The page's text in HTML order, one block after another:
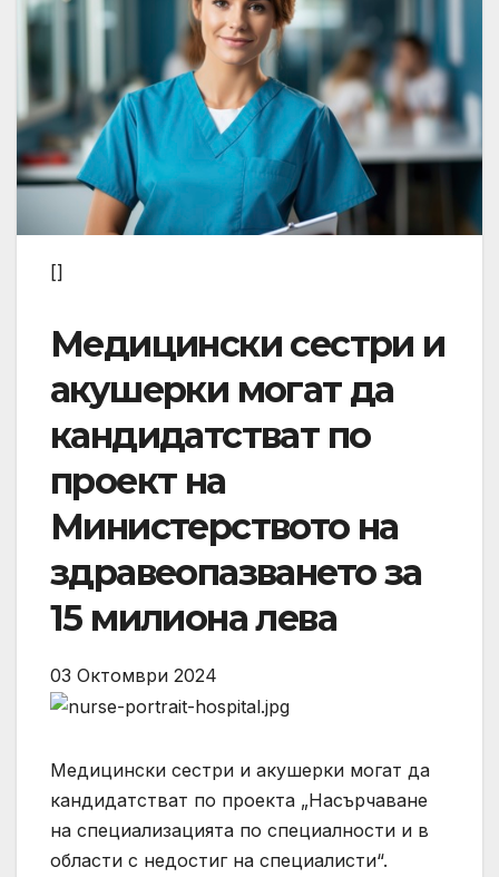
[]
Медицински сестри и
акушерки могат да
кандидатстват по
проект на
Министерството на
здравеопазването за
15 милиона лева
03 Октомври 2024
Медицински сестри и акушерки могат да
кандидатстват по проекта „Насърчаване
на специализацията по специалности и в
области с недостиг на специалисти“.